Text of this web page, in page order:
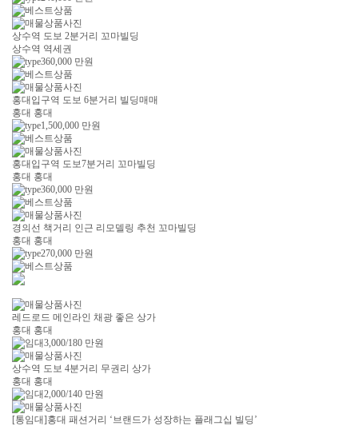
상수역 도보 2분거리 꼬마빌딩
상수역 역세권
360,000 만원
홍대입구역 도보 6분거리 빌딩매매
홍대 홍대
1,500,000 만원
홍대입구역 도보7분거리 꼬마빌딩
홍대 홍대
360,000 만원
경의선 책거리 인근 리모델링 추천 꼬마빌딩
홍대 홍대
270,000 만원
레드로드 메인라인 채광 좋은 상가
홍대 홍대
3,000/180 만원
상수역 도보 4분거리 무권리 상가
홍대 홍대
2,000/140 만원
[통임대]홍대 패션거리 ‘브랜드가 성장하는 플래그십 빌딩’